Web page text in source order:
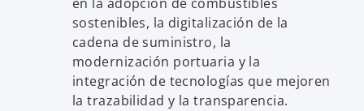
sostenibles, la digitalización de la
cadena de suministro, la
modernización portuaria y la
integración de tecnologías que mejoren
la trazabilidad y la transparencia.